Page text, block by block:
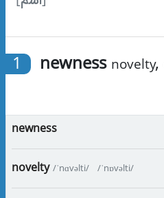
1 newness novelty
,
newness
novelty /ˈnɑvəlti/ /ˈnɒvəlti/